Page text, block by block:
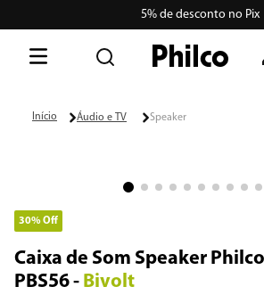
5% de desconto no Pix
Áudio e TV Speaker
30%Off
Caixa de Som Speaker
PBS56- Bivolt
2º air fryer
3º lava seca
4 aspiradores